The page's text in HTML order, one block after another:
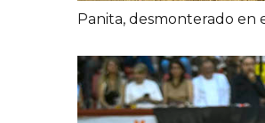
Panita, desmonterado en